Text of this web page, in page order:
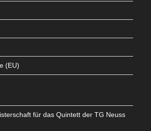
(EU)
für das Quintett der TG Neuss